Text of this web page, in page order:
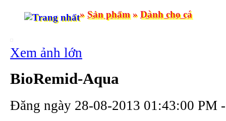
» Sản phẩm » Dành cho cá
Xem ảnh lớn
BioRemid-Aqua
Đăng ngày 28-08-2013 01:43:00 PM